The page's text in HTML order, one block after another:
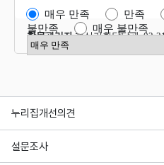
매우 만족 만족
불만족
매우 불만족
만족도 점수 선택
항목관리자혁신기획담당관 02-
누리집개선의견
설문조사